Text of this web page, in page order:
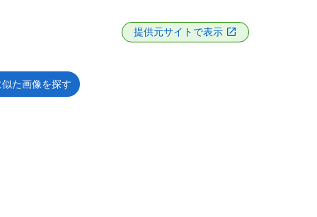
提供元サイトで表示
た画像を探す